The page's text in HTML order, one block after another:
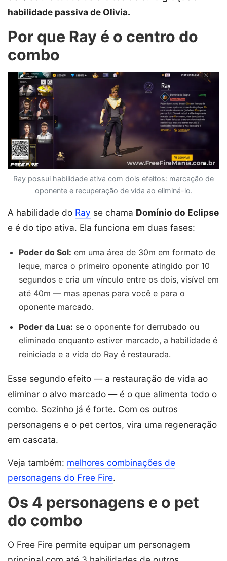
habilidade passiva de Olivia.
Por que Ray é o centro do
combo
Ray possui habilidade ativa com dois efeitos: marcação de
oponente e recuperação de vida ao eliminá-lo.
A habilidade do Ray se chama Domínio do Eclipse
e é do tipo ativa. Ela funciona em duas fases:
Poder do Sol: em uma área de 30m em formato de
leque, marca o primeiro oponente atingido por 10
segundos e cria um vínculo entre os dois, visível em
até 40m — mas apenas para você e para o
oponente marcado.
Poder da Lua: se o oponente for derrubado ou
eliminado enquanto estiver marcado, a habilidade é
reiniciada e a vida do Ray é restaurada.
Esse segundo efeito — a restauração de vida ao
eliminar o alvo marcado — é o que alimenta todo o
combo. Sozinho já é forte. Com os outros
personagens e o pet certos, vira uma regeneração
em cascata.
Veja também: melhores combinações de
personagens do Free Fire.
Os 4 personagens e o pet
do combo
O Free Fire permite equipar um personagem